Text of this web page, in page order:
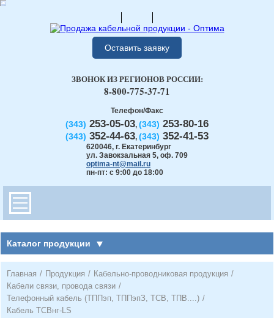
Оставить заявку
Телефон/Факс
(343) 253-05-03, (343) 253-80-16
(343) 352-44-63, (343) 352-41-53
620046, г. Екатеринбург
ул. Завокзальная 5, оф. 709
optima-nt@mail.ru
пн-пт: с 9:00 до 18:00
ЗВОНОК ИЗ РЕГИОНОВ РОССИИ:
8-800-775-37-71
Каталог продукции
Главная / Продукция / Кабельно-проводниковая продукция /
Кабели связи, провода связи /
Телефонный кабель (ТППэп, ТППэпЗ, ТСВ, ТПВ....) /
Кабель ТСВнг-LS